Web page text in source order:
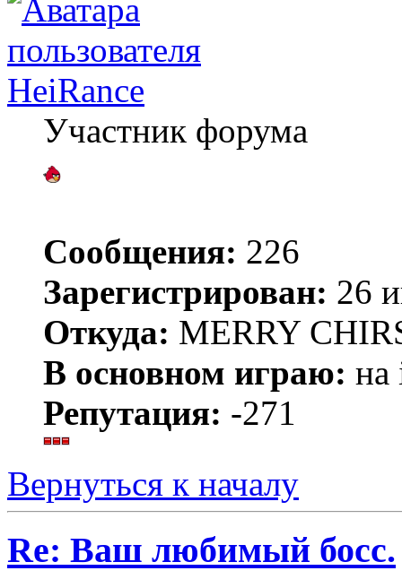
HeiRance
Участник форума
Сообщения: 226
Зарегистрирован: 26
Откуда: MERRY
В основном играю: на
Репутация: -271
Вернуться к началу
Re: Ваш любимый босс.